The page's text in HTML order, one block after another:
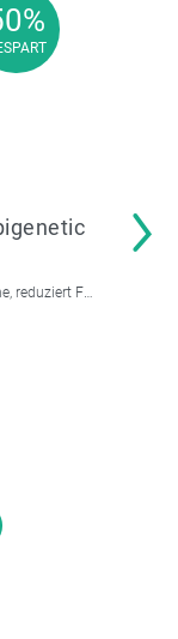
50%
GESPART
Hyaluron-Filler Serum reaktiviert Jugendgene, reduziert Falten und feine Linien, spendet intensive Feuchtigkeit und strafft die Gesichtskonturen.